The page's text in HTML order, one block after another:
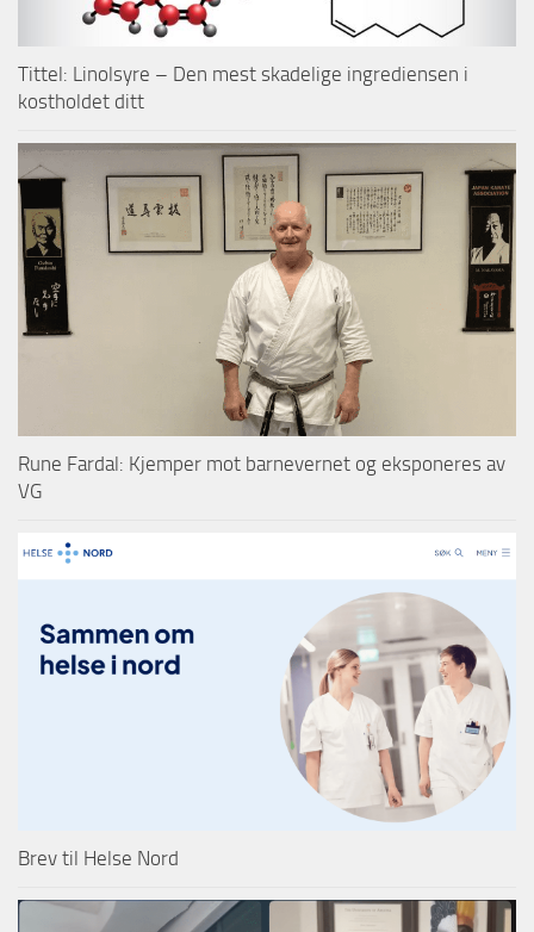
Tittel: Linolsyre – Den mest skadelige ingrediensen i
kostholdet ditt
Rune Fardal: Kjemper mot barnevernet og eksponeres av
VG
Brev til Helse Nord